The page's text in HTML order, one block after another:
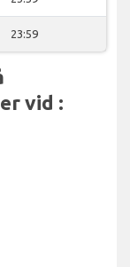
23:59
vid :